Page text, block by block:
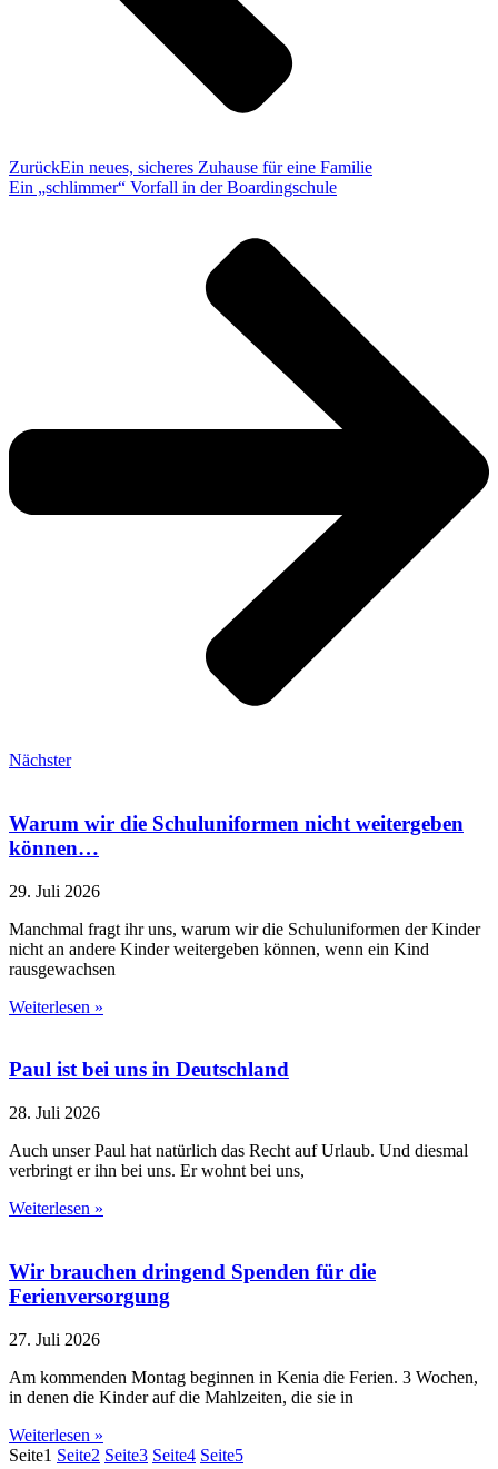
ZurückEin neues, sicheres Zuhause für eine Familie
Ein „schlimmer“ Vorfall in der Boardingschule
Nächster
Warum wir die Schuluniformen nicht weitergeben
können…
29. Juli 2026
Manchmal fragt ihr uns, warum wir die Schuluniformen der Kinder
nicht an andere Kinder weitergeben können, wenn ein Kind
rausgewachsen
Weiterlesen »
Paul ist bei uns in Deutschland
28. Juli 2026
Auch unser Paul hat natürlich das Recht auf Urlaub. Und diesmal
verbringt er ihn bei uns. Er wohnt bei uns,
Weiterlesen »
Wir brauchen dringend Spenden für die
Ferienversorgung
27. Juli 2026
Am kommenden Montag beginnen in Kenia die Ferien. 3 Wochen,
in denen die Kinder auf die Mahlzeiten, die sie in
Weiterlesen »
Seite1 Seite2 Seite3 Seite4 Seite5